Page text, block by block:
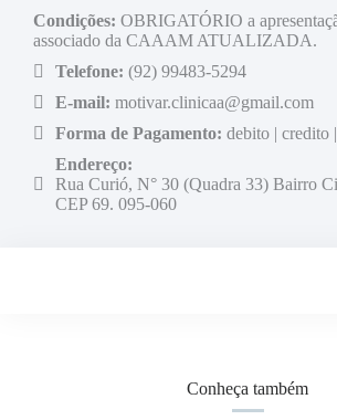
Condições: OBRIGATÓRIO a
associado da CAAAM ATUALIZADA.
Telefone: (92) 99483-5294
E-mail: motivar.clinicaa@gmail.com
Forma de Pagamento: debito | credito
Endereço:
Rua Curió, N° 30 (Quadra 33) Bairro
CEP 69. 095-060
Conheça também